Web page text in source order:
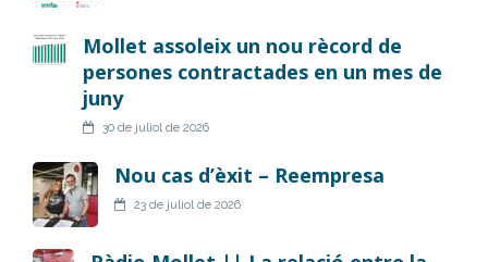
Mollet assoleix un nou rècord de
persones contractades en un mes de
juny
30 de juliol de 2026
Nou cas d’èxit – Reempresa
23 de juliol de 2026